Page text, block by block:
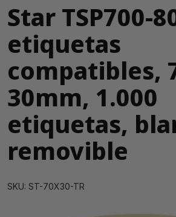
Star TSP700-
etiquetas
compatibles,
30mm, 1.000
etiquetas,
removible
SKU: ST-70X30-TR